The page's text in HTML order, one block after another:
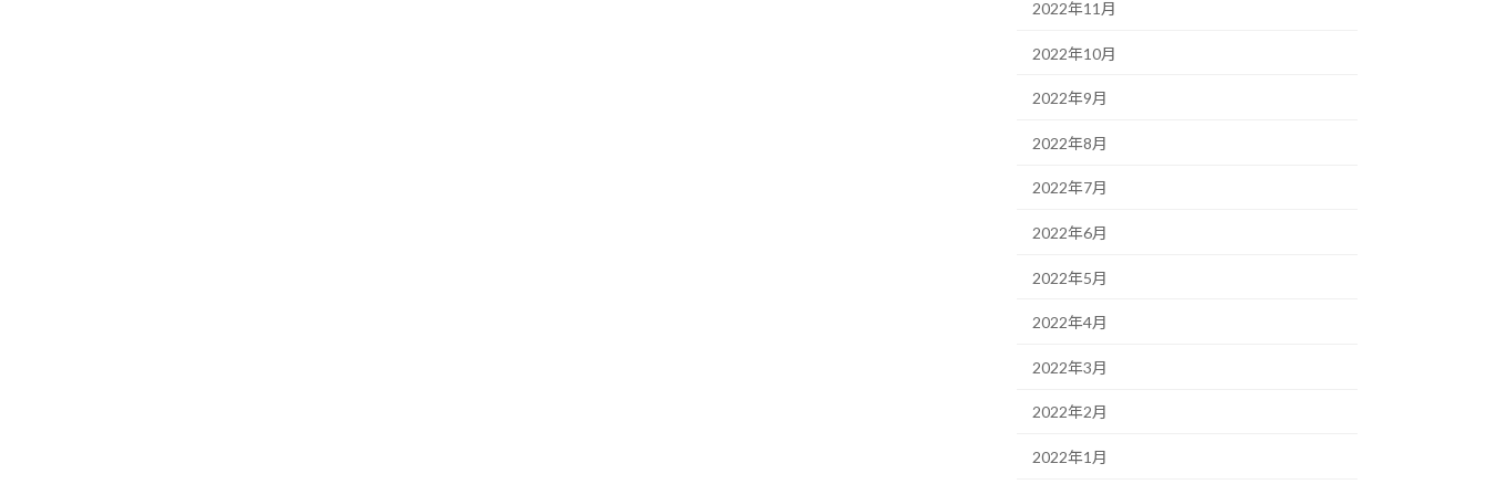
2022年11月
2022年10月
2022年9月
2022年8月
2022年7月
2022年6月
2022年5月
2022年4月
2022年3月
2022年2月
2022年1月